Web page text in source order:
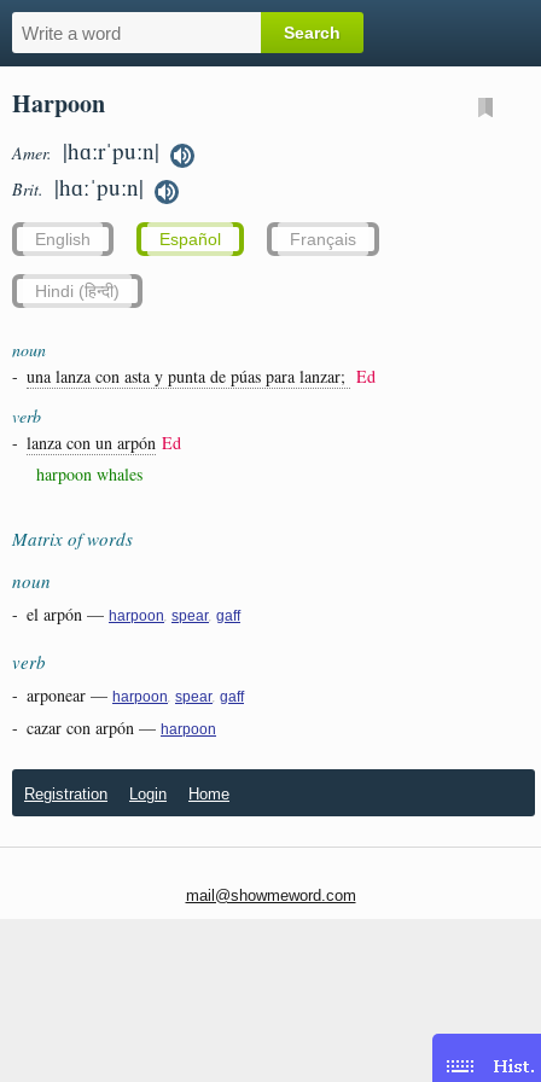
Harpoon
Amer. |hɑːrˈpuːn|
Brit. |hɑːˈpuːn|
English Español Français
Hindi (हिन्दी)
noun
- una lanza con asta y punta de púas para lanzar; Ed
verb
- lanza con un arpón Ed
harpoon whales
Matrix of words
noun
- el arpón — harpoon spear gaff
verb
- arponear — harpoon spear gaff
- cazar con arpón — harpoon
Registration Login Home
mail@showmeword.com